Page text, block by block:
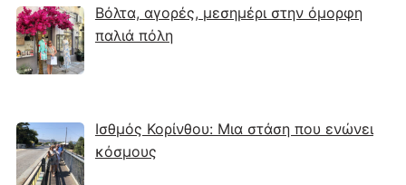
Βόλτα, αγορές, μεσημέρι στην όμορφη
παλιά πόλη
Ισθμός Κορίνθου: Μια στάση που ενώνει
κόσμους